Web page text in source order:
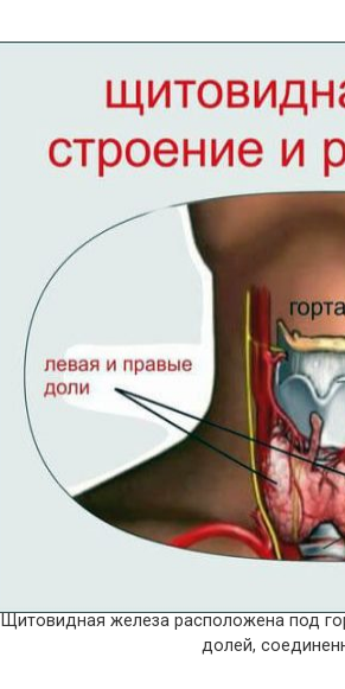
Щитовидная железа расположена под
долей,